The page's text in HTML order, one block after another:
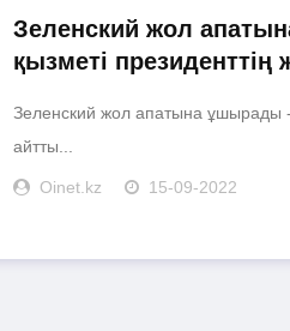
Зеленский жол
қызметі
Зеленский жол апатына ұшырады -
айтты...
Oinet.kz 15-09-2022